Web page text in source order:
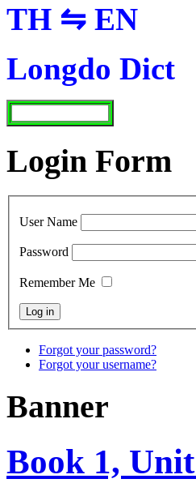
TH ⇋ EN
Longdo Dict
Login Form
User Name
Password
Remember Me
Forgot your password?
Forgot your username?
Banner
Book 1,